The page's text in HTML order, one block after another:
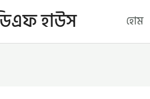
হাউস হোম